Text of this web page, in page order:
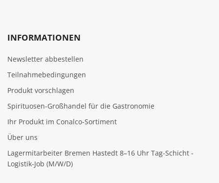
INFORMATIONEN
Newsletter abbestellen
Teilnahmebedingungen
Produkt vorschlagen
Spirituosen-Großhandel für die Gastronomie
Ihr Produkt im Conalco-Sortiment
Über uns
Lagermitarbeiter Bremen Hastedt 8–16 Uhr Tag-Schicht -
Logistik-Job (M/W/D)